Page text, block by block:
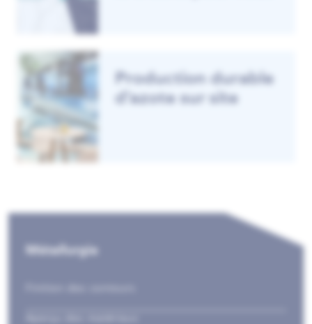
Production durable
d'azote sur site
Métallurgie